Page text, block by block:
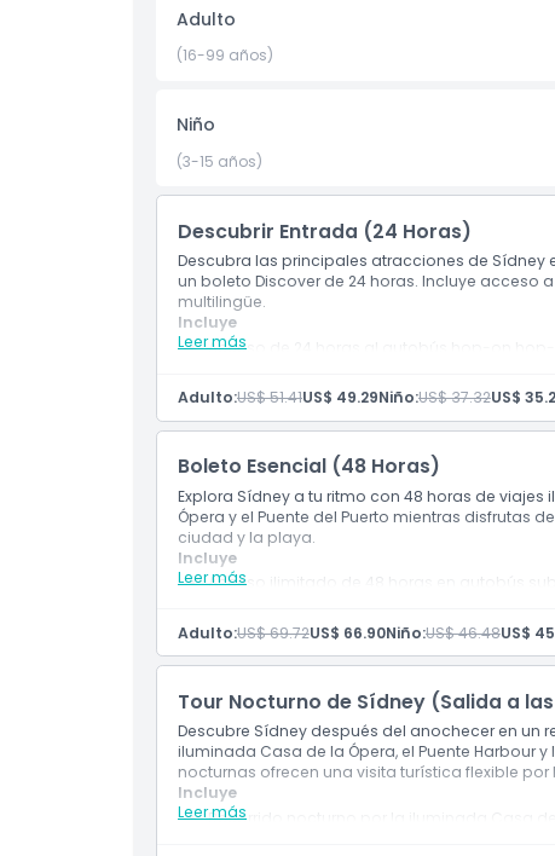
Hora de Recogida / Hora de Entrega
Exclusiones
No Adecuado Para
Política de Cancelación
Adulto
(16-99 años)
Niño
(3-15 años)
Descubrir Entrada (24 Horas)
Descubra las principales atracciones de
un boleto Discover de 24 horas. Incluye acceso
multilingüe.
Leer más
Incluye
Acceso de 24 horas al autobús hop-on hop-
Adulto:US$ 51.41US$ 49.29Niño:US$ 37.32US$
Boleto Esencial (48 Horas)
Explora Sídney a tu ritmo con 48 horas de
Ópera y el Puente del Puerto mientras disfrutas
ciudad y la playa.
Leer más
Incluye
Acceso ilimitado de 48 horas en autobús
Adulto:US$ 69.72US$ 66.90Niño:US$ 46.48US$
Tour Nocturno de Sídney (Salida a las
Descubre Sídney después del anochecer en
iluminada Casa de la Ópera, el Puente Harbour
nocturnas ofrecen una visita turística flexible por
Leer más
Incluye
Recorrido nocturno por la iluminada Casa de